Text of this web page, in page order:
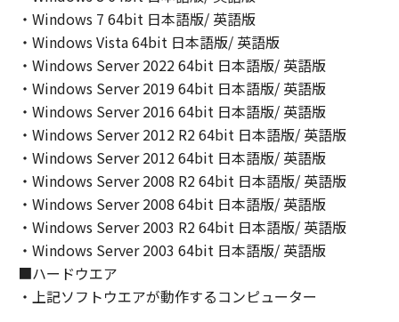
(2) キヤノン、キヤノンのライセンサー、キヤノ
ンの子会社、キヤノンの関連会社、それらの販
売代理店または販売店のいずれも、「本ソフト
ウェア」の使用または使用不能から生ずるいか
なる損害（逸失利益およびその他の派生的また
は付随的な損害を含むがこれらに限定されない
全ての損害を言います。）について、適用法で
認められる限り、一切の責任を負わないものと
します。たとえ、キヤノン、キヤノンのライセ
ンサー、キヤノンの子会社、キヤノンの関連会
社、それらの販売代理店または販売店がかかる
損害の可能性について知らされていた場合でも
同様です。
(3) キヤノン、キヤノンのライセンサー、キヤノ
ンの子会社、キヤノンの関連会社、それらの販
・Windows 7 64bit 日本語版/ 英語版
・Windows Vista 64bit 日本語版/ 英語版
・Windows Server 2022 64bit 日本語版/ 英語版
・Windows Server 2019 64bit 日本語版/ 英語版
・Windows Server 2016 64bit 日本語版/ 英語版
・Windows Server 2012 R2 64bit 日本語版/ 英語版
・Windows Server 2012 64bit 日本語版/ 英語版
・Windows Server 2008 R2 64bit 日本語版/ 英語版
・Windows Server 2008 64bit 日本語版/ 英語版
・Windows Server 2003 R2 64bit 日本語版/ 英語版
・Windows Server 2003 64bit 日本語版/ 英語版
■ハードウエア
・上記ソフトウエアが動作するコンピューター